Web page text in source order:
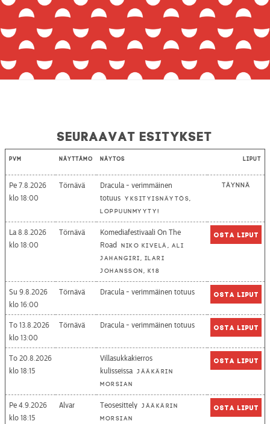
Seuraavat esitykset
Pvm Näyttämö Näytös Liput
Pe 7.8.2026
18:00
Törnävä
Dracula - verimmäinen
totuus Yksityisnäytös,
loppuunmyyty!
Täynnä
La 8.8.2026
18:00
Törnävä
Komediafestivaali On The
Road
Niko Kivelä, Ali
Jahangiri, Ilari
Johansson, K18
Osta liput
Su 9.8.2026
16:00
Törnävä Dracula - verimmäinen totuus Osta liput
To 13.8.2026
13:00
Törnävä Dracula - verimmäinen totuus Osta liput
To 20.8.2026
18:15
Villasukkakierros
kulisseissa Jääkärin
morsian
Osta liput
Pe 4.9.2026
18:15
Alvar Teosesittely Jääkärin
morsian
Osta liput